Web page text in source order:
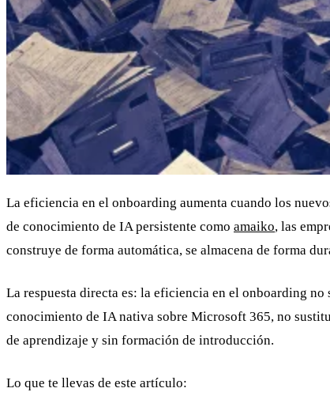
La eficiencia en el onboarding aumenta cuando los
de conocimiento de IA persistente como amaiko, las
construye de forma automática, se almacena de forma
La respuesta directa es: la eficiencia en el onboarding
conocimiento de IA nativa sobre Microsoft 365, no
de aprendizaje y sin formación de introducción.
Lo que te llevas de este artículo: